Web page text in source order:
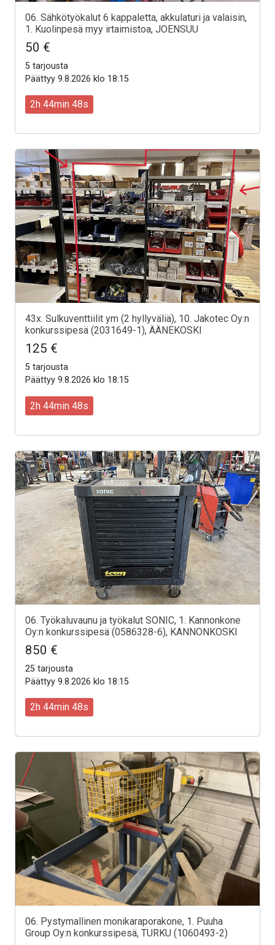
06. Sähkötyökalut 6 kappaletta, akkulaturi ja valaisin,
1. Kuolinpesä myy irtaimistoa, JOENSUU
50 €
5 tarjousta
Päättyy 9.8.2026 klo 18:15
2h 44min 46s
43x. Sulkuventtiilit ym (2 hyllyväliä), 10. Jakotec Oy:n
konkurssipesä (2031649-1), ÄÄNEKOSKI
125 €
5 tarjousta
Päättyy 9.8.2026 klo 18:15
2h 44min 46s
06. Työkaluvaunu ja työkalut SONIC, 1. Kannonkone
Oy:n konkurssipesä (0586328-6), KANNONKOSKI
850 €
25 tarjousta
Päättyy 9.8.2026 klo 18:15
2h 44min 46s
06. Pystymallinen monikaraporakone, 1. Puuha
Group Oy:n konkurssipesä, TURKU (1060493-2)